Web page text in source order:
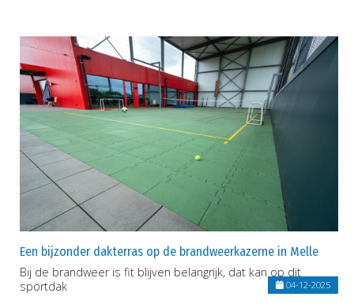
Een bijzonder dakterras op de brandweerkazerne in Melle
Bij de brandweer is fit blijven belangrijk, dat kan op dit
sportdak
04-12-2025